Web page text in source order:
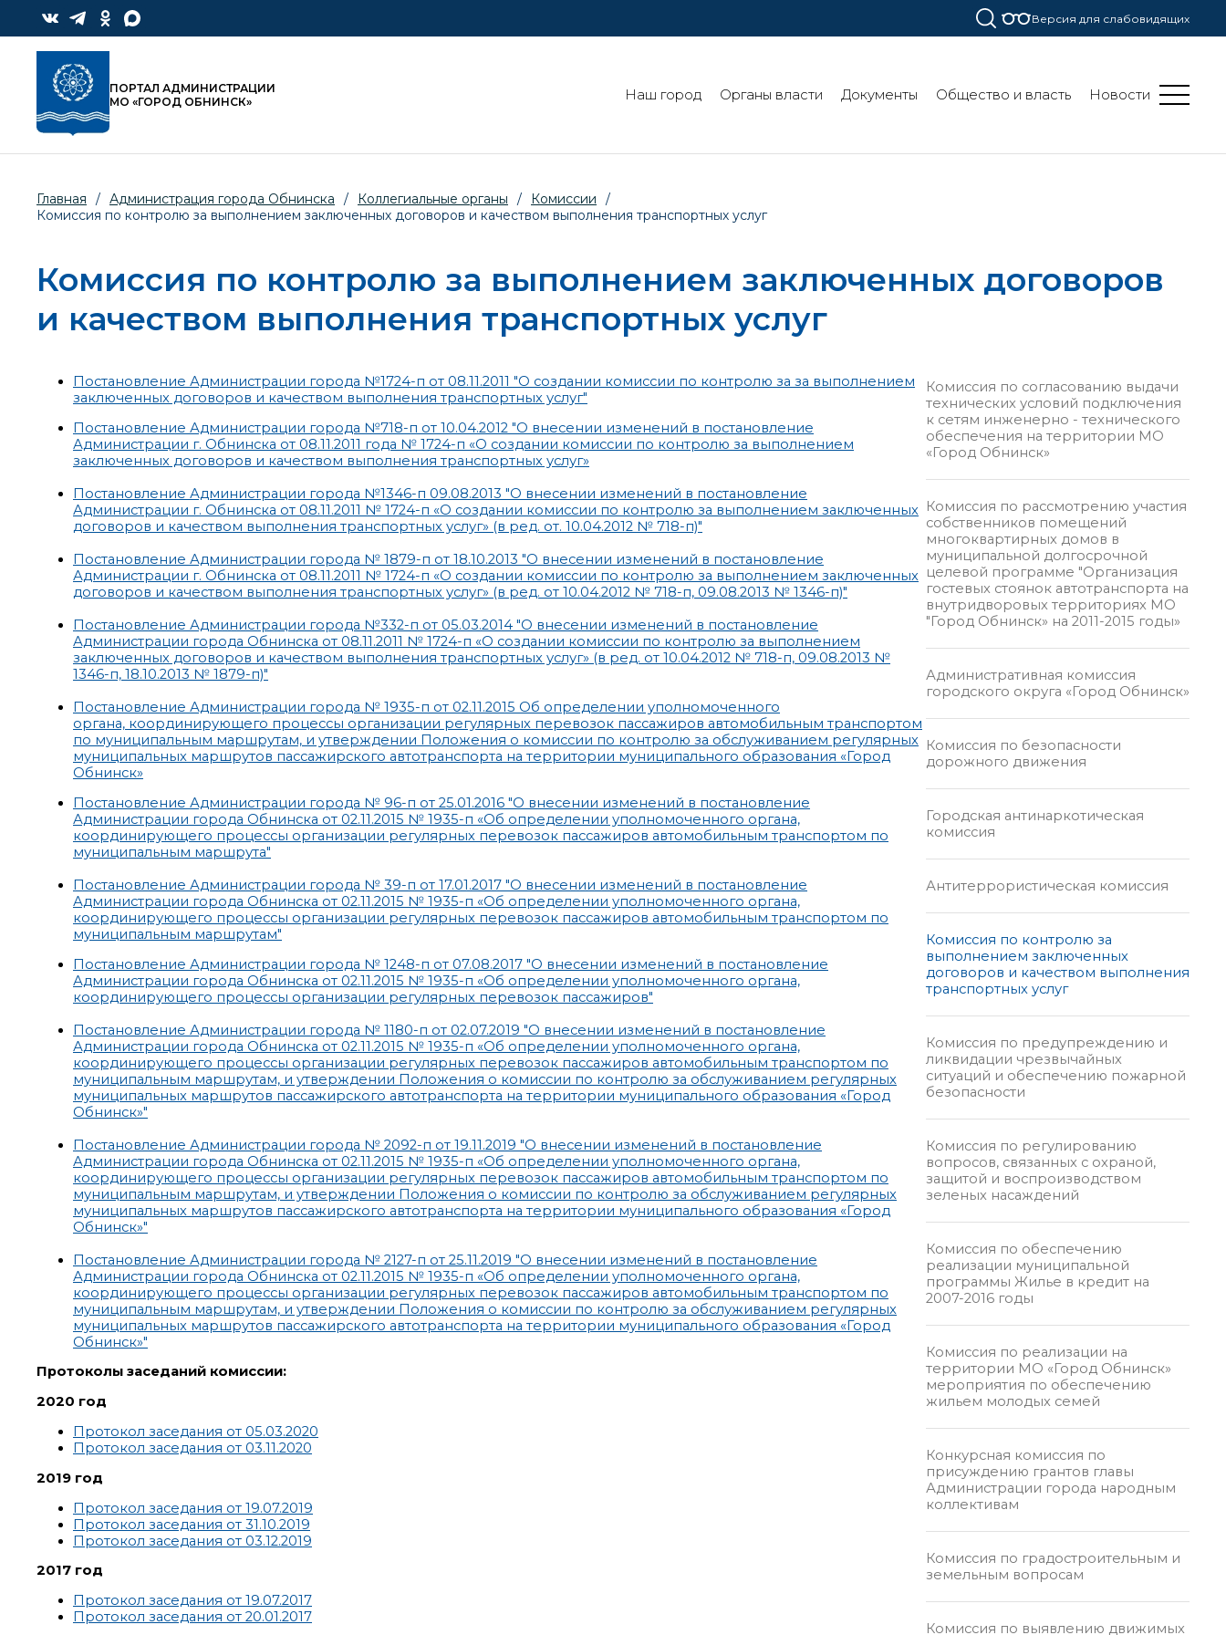
Версия для слабовидящих
ПОРТАЛ АДМИНИСТРАЦИИ
МО «ГОРОД ОБНИНСК»
Наш город Органы власти Документы Общество и власть Новости
Главная / Администрация города Обнинска / Коллегиальные органы / Комиссии
/
Комиссия по контролю за выполнением заключенных договоров и качеством выполнения транспортных услуг
Комиссия по контролю за выполнением заключенных договоров
и качеством выполнения транспортных услуг
Постановление Администрации города №1724-п от 08.11.2011 "О создании комиссии по контролю за за выполнением
заключенных договоров и качеством выполнения транспортных услуг"
Постановление Администрации города №718-п от 10.04.2012 "О внесении изменений в постановление
Администрации г. Обнинска от 08.11.2011 года № 1724-п «О создании комиссии по контролю за выполнением
заключенных договоров и качеством выполнения транспортных услуг»
Постановление Администрации города №1346-п 09.08.2013 "О внесении изменений в постановление
Администрации г. Обнинска от 08.11.2011 № 1724-п «О создании комиссии по контролю за выполнением заключенных
договоров и качеством выполнения транспортных услуг» (в ред. от. 10.04.2012 № 718-п)"
Постановление Администрации города № 1879-п от 18.10.2013 "О внесении изменений в постановление
Администрации г. Обнинска от 08.11.2011 № 1724-п «О создании комиссии по контролю за выполнением заключенных
договоров и качеством выполнения транспортных услуг» (в ред. от 10.04.2012 № 718-п, 09.08.2013 № 1346-п)"
Постановление Администрации города №332-п от 05.03.2014 "О внесении изменений в постановление
Администрации города Обнинска от 08.11.2011 № 1724-п «О создании комиссии по контролю за выполнением
заключенных договоров и качеством выполнения транспортных услуг» (в ред. от 10.04.2012 № 718-п, 09.08.2013 №
1346-п, 18.10.2013 № 1879-п)"
Постановление Администрации города № 1935-п от 02.11.2015 Об определении уполномоченного
органа, координирующего процессы организации регулярных перевозок пассажиров автомобильным транспортом
по муниципальным маршрутам, и утверждении Положения о комиссии по контролю за обслуживанием регулярных
муниципальных маршрутов пассажирского автотранспорта на территории муниципального образования «Город
Обнинск»
Постановление Администрации города № 96-п от 25.01.2016 "О внесении изменений в постановление
Администрации города Обнинска от 02.11.2015 № 1935-п «Об определении уполномоченного органа,
координирующего процессы организации регулярных перевозок пассажиров автомобильным транспортом по
муниципальным маршрута"
Постановление Администрации города № 39-п от 17.01.2017 "О внесении изменений в постановление
Администрации города Обнинска от 02.11.2015 № 1935-п «Об определении уполномоченного органа,
координирующего процессы организации регулярных перевозок пассажиров автомобильным транспортом по
муниципальным маршрутам"
Постановление Администрации города № 1248-п от 07.08.2017 "О внесении изменений в постановление
Администрации города Обнинска от 02.11.2015 № 1935-п «Об определении уполномоченного органа,
координирующего процессы организации регулярных перевозок пассажиров"
Постановление Администрации города № 1180-п от 02.07.2019 "О внесении изменений в постановление
Администрации города Обнинска от 02.11.2015 № 1935-п «Об определении уполномоченного органа,
координирующего процессы организации регулярных перевозок пассажиров автомобильным транспортом по
муниципальным маршрутам, и утверждении Положения о комиссии по контролю за обслуживанием регулярных
муниципальных маршрутов пассажирского автотранспорта на территории муниципального образования «Город
Обнинск»"
Постановление Администрации города № 2092-п от 19.11.2019 "О внесении изменений в постановление
Администрации города Обнинска от 02.11.2015 № 1935-п «Об определении уполномоченного органа,
координирующего процессы организации регулярных перевозок пассажиров автомобильным транспортом по
муниципальным маршрутам, и утверждении Положения о комиссии по контролю за обслуживанием регулярных
муниципальных маршрутов пассажирского автотранспорта на территории муниципального образования «Город
Обнинск»"
Постановление Администрации города № 2127-п от 25.11.2019 "О внесении изменений в постановление
Администрации города Обнинска от 02.11.2015 № 1935-п «Об определении уполномоченного органа,
координирующего процессы организации регулярных перевозок пассажиров автомобильным транспортом по
муниципальным маршрутам, и утверждении Положения о комиссии по контролю за обслуживанием регулярных
муниципальных маршрутов пассажирского автотранспорта на территории муниципального образования «Город
Обнинск»"
Протоколы заседаний комиссии:
2020 год
Протокол заседания от 05.03.2020
Протокол заседания от 03.11.2020
2019 год
Протокол заседания от 19.07.2019
Протокол заседания от 31.10.2019
Протокол заседания от 03.12.2019
2017 год
Протокол заседания от 19.07.2017
Протокол заседания от 20.01.2017
Комиссия по согласованию выдачи
технических условий подключения
к сетям инженерно - технического
обеспечения на территории МО
«Город Обнинск»
Комиссия по рассмотрению участия
собственников помещений
многоквартирных домов в
муниципальной долгосрочной
целевой программе "Организация
гостевых стоянок автотранспорта на
внутридворовых территориях МО
"Город Обнинск» на 2011-2015 годы»
Административная комиссия
городского округа «Город Обнинск»
Комиссия по безопасности
дорожного движения
Городская антинаркотическая
комиссия
Антитеррористическая комиссия
Комиссия по контролю за
выполнением заключенных
договоров и качеством выполнения
транспортных услуг
Комиссия по предупреждению и
ликвидации чрезвычайных
ситуаций и обеспечению пожарной
безопасности
Комиссия по регулированию
вопросов, связанных с охраной,
защитой и воспроизводством
зеленых насаждений
Комиссия по обеспечению
реализации муниципальной
программы Жилье в кредит на
2007-2016 годы
Комиссия по реализации на
территории МО «Город Обнинск»
мероприятия по обеспечению
жильем молодых семей
Конкурсная комиссия по
присуждению грантов главы
Администрации города народным
коллективам
Комиссия по градостроительным и
земельным вопросам
Комиссия по выявлению движимых